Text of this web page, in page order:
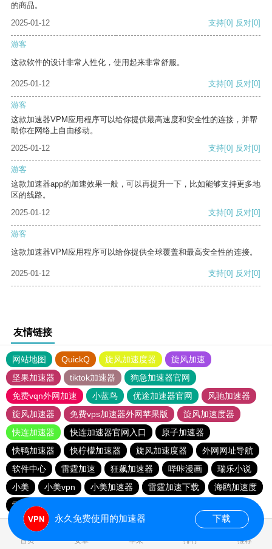
的商品。
2025-01-12
支持[0] 反对[0]
游客
这款软件的设计非常人性化，使用起来非常舒服。
2025-01-12 支持[0] 反对[0]
游客
这款加速器VPM应用程序可以给你提供最高速度和安全性的连接，并帮
助你在网络上自由移动。
2025-01-12
支持[0] 反对[0]
游客
这款加速器app的加速效果一般，可以再提升一下，比如能够支持更多地
区的线路。
2025-01-12
支持[0] 反对[0]
游客
这款加速器VPM应用程序可以给你提供全球覆盖和最高安全性的连接。
2025-01-12 支持[0] 反对[0]
友情链接
网站地图 QuickQ 旋风加速度器
旋风加速
坚果加速器
tiktok加速器
狗急加速器官网
免费vqn外网加速
小蓝鸟 优途加速器官网
风驰加速器
旋风加速器
免费vps加速器外网苹果版
旋风加速度器
快连加速器
快连加速器官网入口
原子加速器
快鸭加速器
快柠檬加速器 旋风加速度器
外网网址导航
软件中心
雷霆加速 狂飙加速器 哔咔漫画
瑞乐小说
小美
小美vpn 小美加速器 雷霆加速下载
海鸥加速度
雷霆加速版ins
首页 安卓 苹果 排行 推荐
永久免费使用的加速器 下载
0.038593s